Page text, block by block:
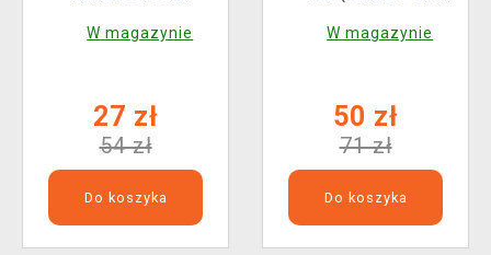
W magazynie
27 zł
54 zł
Do koszyka
W magazynie
50 zł
71 zł
Do koszyka